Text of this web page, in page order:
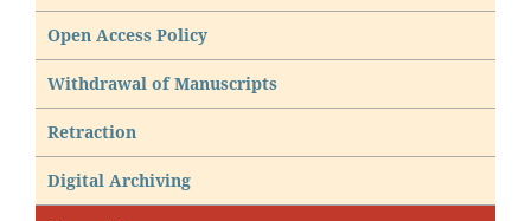
Open Access Policy
Withdrawal of Manuscripts
Retraction
Digital Archiving